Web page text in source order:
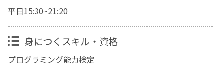
平日15:30~21:20
身につくスキル・資格
プログラミング能力検定